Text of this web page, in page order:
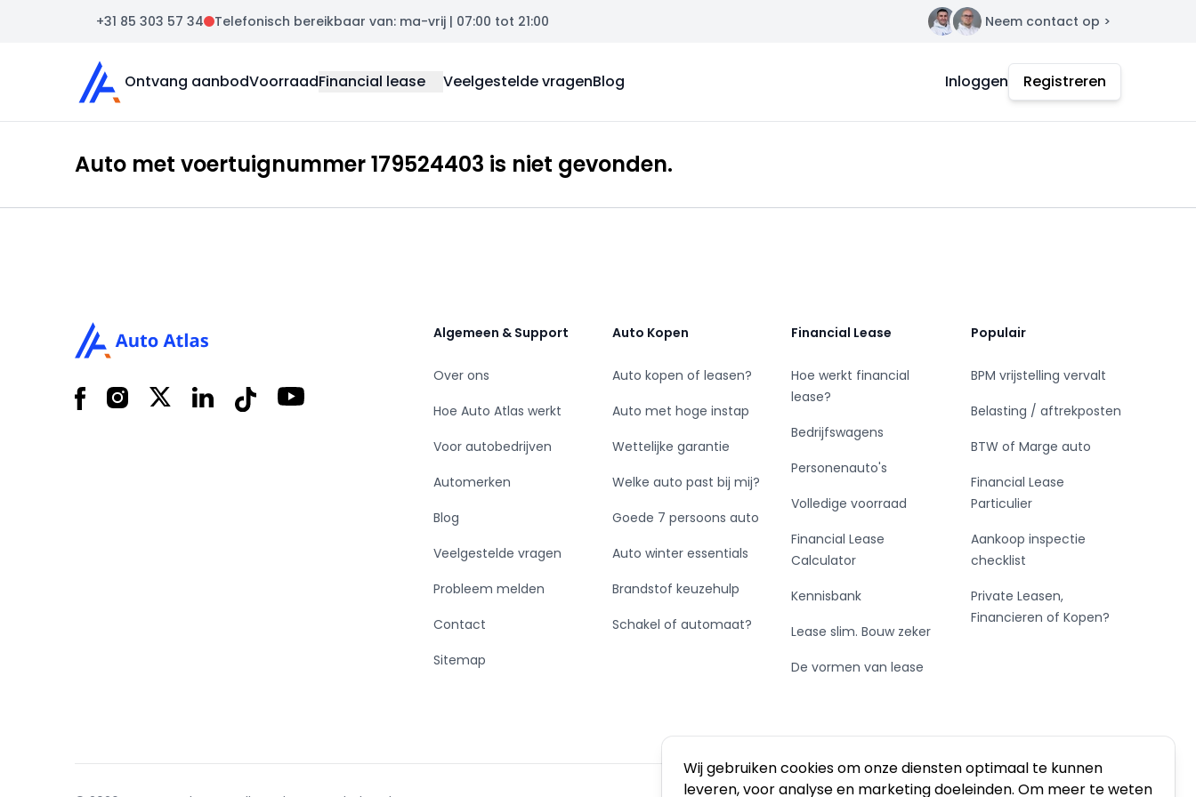
Wij gebruiken cookies om onze diensten optimaal te kunnen
leveren, voor analyse en marketing doeleinden. Om meer te weten
+31 85 303 57 34 Telefonisch bereikbaar van: ma-vrij | 07:00 tot 21:00 Contact Neem contact op >
Auto Atlas
Ontvang aanbodVoorraadFinancial lease Veelgestelde vragenBlog Inloggen Registreren
Auto met voertuignummer 179524403 is niet gevonden.
FacebookInstagram
X LinkedInTiktok YouTube
Algemeen & Support
Over ons
Hoe Auto Atlas werkt
Voor autobedrijven
Automerken
Blog
Veelgestelde vragen
Probleem melden
Contact
Sitemap
Auto Kopen
Auto kopen of leasen?
Auto met hoge instap
Wettelijke garantie
Welke auto past bij mij?
Goede 7 persoons auto
Auto winter essentials
Brandstof keuzehulp
Schakel of automaat?
Financial Lease
Hoe werkt financial
lease?
Bedrijfswagens
Personenauto's
Volledige voorraad
Financial Lease
Calculator
Kennisbank
Lease slim. Bouw zeker
De vormen van lease
Populair
BPM vrijstelling vervalt
Belasting / aftrekposten
BTW of Marge auto
Financial Lease
Particulier
Aankoop inspectie
checklist
Private Leasen,
Financieren of Kopen?